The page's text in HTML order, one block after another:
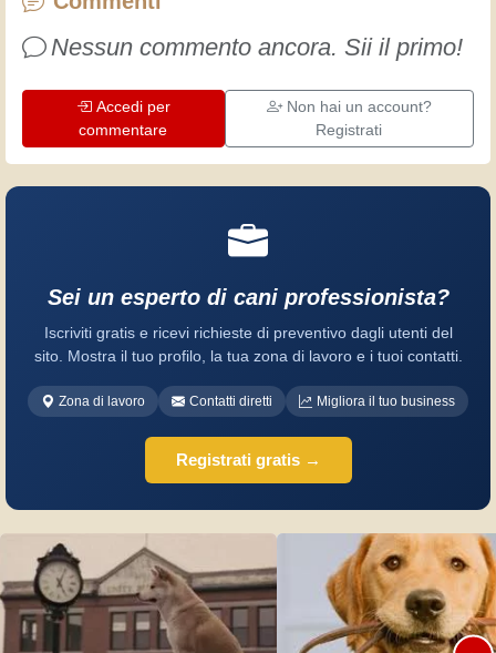
Nessun commento ancora. Sii il primo!
Accedi per
commentare
Non hai un account?
Registrati
Sei un esperto di cani professionista?
Iscriviti gratis e ricevi richieste di preventivo dagli utenti del
sito. Mostra il tuo profilo, la tua zona di lavoro e i tuoi contatti.
Zona di lavoro Contatti diretti Migliora il tuo business
Registrati gratis →